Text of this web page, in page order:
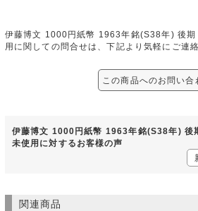
伊藤博文 1000円紙幣 1963年銘(S38年) 後
用に関しての問合せは、下記より気軽にご連絡
この商品へのお問い合
伊藤博文 1000円紙幣 1963年銘(S38年) 後
未使用に対するお客様の声
関連商品